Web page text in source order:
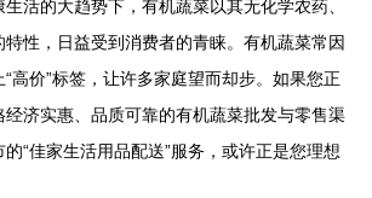
活的大趋势下，有机蔬菜以其无化学农药、
性，日益受到消费者的青睐。有机蔬菜常因
高价”标签，让许多家庭望而却步。如果您正
济实惠、品质可靠的有机蔬菜批发与零售渠
“佳家生活用品配送”服务，或许正是您理想